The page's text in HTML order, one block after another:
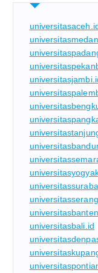
universitasbali.id